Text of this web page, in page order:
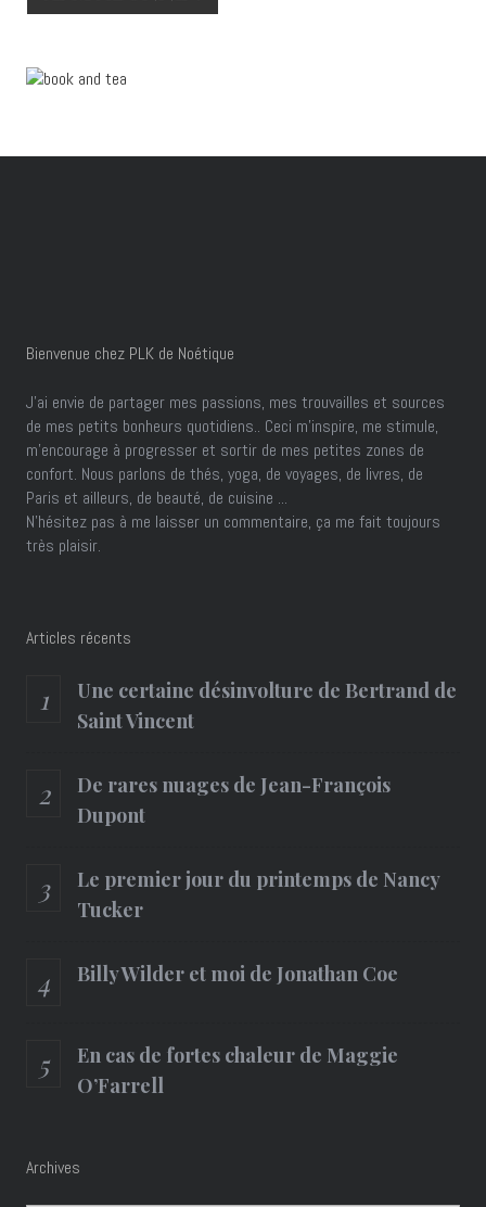
Bienvenue chez PLK de Noétique
J’ai envie de partager mes passions, mes trouvailles et sources
de mes petits bonheurs quotidiens.. Ceci m'inspire, me stimule,
m'encourage à progresser et sortir de mes petites zones de
confort. Nous parlons de thés, yoga, de voyages, de livres, de
Paris et ailleurs, de beauté, de cuisine ...
N'hésitez pas à me laisser un commentaire, ça me fait toujours
très plaisir.
Articles récents
Une certaine désinvolture de Bertrand de
Saint Vincent
De rares nuages de Jean-François
Dupont
Le premier jour du printemps de Nancy
Tucker
Billy Wilder et moi de Jonathan Coe
En cas de fortes chaleur de Maggie
O’Farrell
Archives